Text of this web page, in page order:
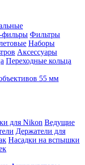
фильры Фильтры
Наборы
Аксессуары
Переходные кольца
55 мм
для Nikon Ведущие
Держатели для
Насадки на вспышки